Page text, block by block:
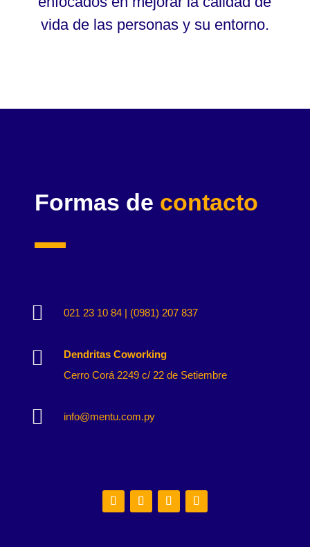
vida de las personas y su entorno.
Formas de contacto
 021 23 10 84 | (0981) 207 837

Dendritas Coworking
Cerro Corá 2249 c/ 22 de Setiembre
 info@mentu.com.py